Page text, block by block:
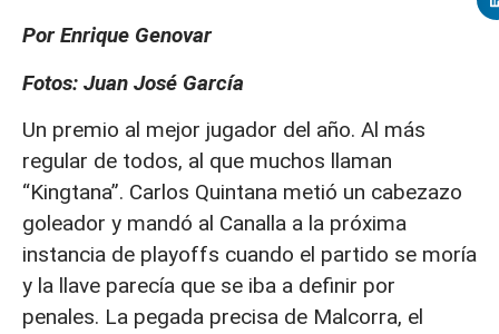
Por Enrique Genovar
Fotos: Juan José García
Un premio al mejor jugador del año. Al más
regular de todos, al que muchos llaman
“Kingtana”. Carlos Quintana metió un cabezazo
goleador y mandó al Canalla a la próxima
instancia de playoffs cuando el partido se moría
y la llave parecía que se iba a definir por
penales. La pegada precisa de Malcorra, el